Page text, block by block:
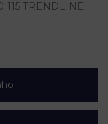
115 TRENDLINE